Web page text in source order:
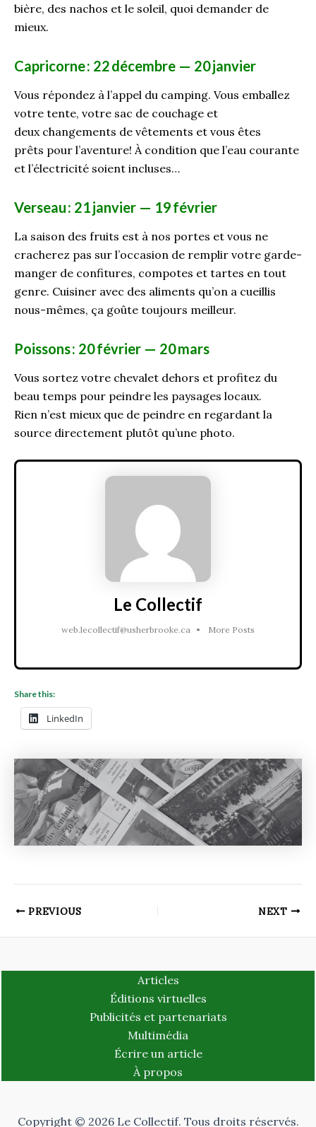
bière, des nachos et le soleil, quoi demander de
mieux.
Capricorne: 22décembre — 20janvier
Vous répondez à l’appel du camping. Vous emballez
votre tente, votre sac de couchage et
deux changements de vêtements et vous êtes
prêts pour l’aventure! À condition que l’eau courante
et l’électricité soient incluses…
Verseau: 21 janvier — 19février
La saison des fruits est à nos portes et vous ne
cracherez pas sur l’occasion de remplir votre garde-
manger de confitures, compotes et tartes en tout
genre. Cuisiner avec des aliments qu’on a cueillis
nous-mêmes, ça goûte toujours meilleur.
Poissons: 20février — 20mars
Vous sortez votre chevalet dehors et profitez du
beau temps pour peindre les paysages locaux.
Rien n’est mieux que de peindre en regardant la
source directement plutôt qu’une photo.
Le Collectif
web.lecollectif@usherbrooke.ca • More Posts
Share this:
LinkedIn
PREVIOUS NEXT
Articles
Éditions virtuelles
Publicités et partenariats
Multimédia
Écrire un article
À propos
Copyright © 2026 Le Collectif. Tous droits réservés.